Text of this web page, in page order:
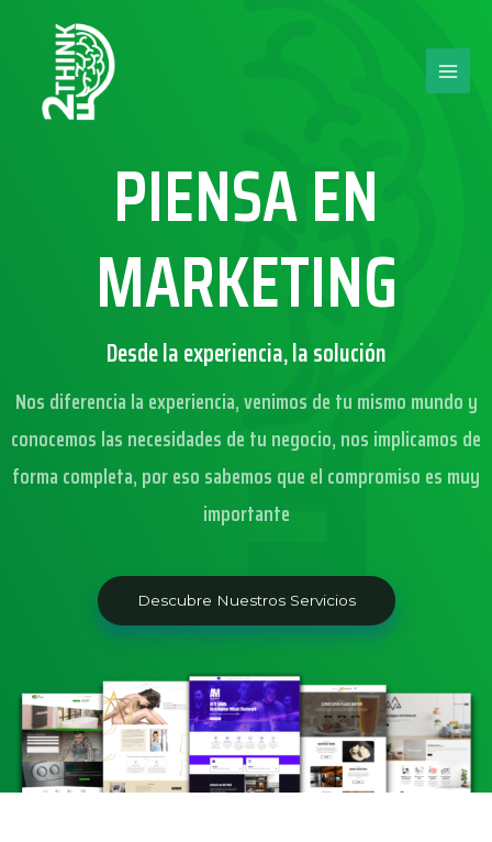
contenido
PIENSA EN
MARKETING
Desde la experiencia, la solución
Nos diferencia la experiencia, venimos de tu mismo mundo y
conocemos las necesidades de tu negocio, nos implicamos de
forma completa, por eso sabemos que el compromiso es muy
importante
Descubre Nuestros Servicios